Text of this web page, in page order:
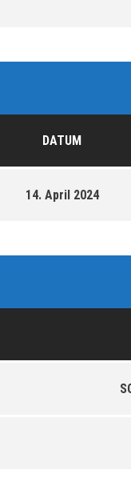
DATUM
14. April 2024